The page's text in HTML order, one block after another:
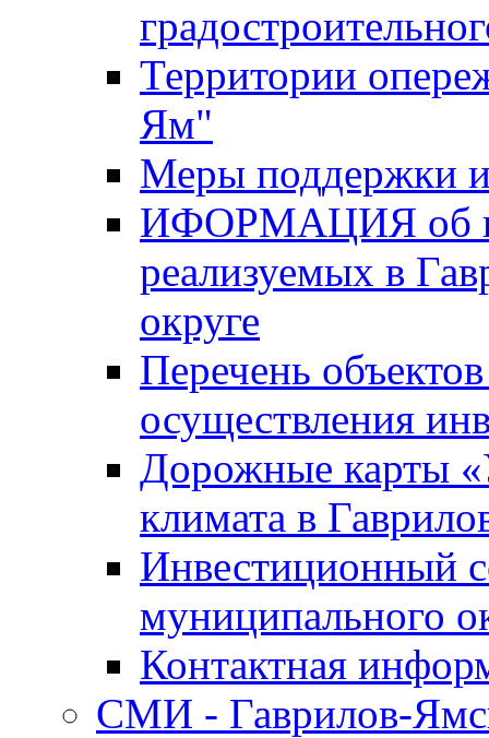
Территории
Ям"
Меры поддержки
ИФОРМАЦИЯ об
реализуемых в
округе
Перечень
осуществления
Дорожные карты
климата в
Инвестиционный
муниципального
Контактная
СМИ - Гаврилов-